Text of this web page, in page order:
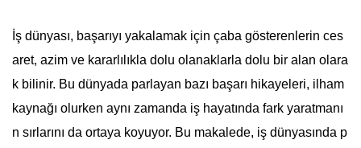
İş dünyası, başarıyı yakalamak için çaba gösterenlerin ces
aret, azim ve kararlılıkla dolu olanaklarla dolu bir alan olara
k bilinir. Bu dünyada parlayan bazı başarı hikayeleri, ilham
kaynağı olurken aynı zamanda iş hayatında fark yaratmanı
n sırlarını da ortaya koyuyor. Bu makalede, iş dünyasında p